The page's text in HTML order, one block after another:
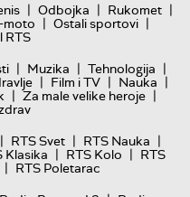
| Odbojka | Rukomet |
moto | Ostali sportovi |
RTS
| Muzika | Tehnologija |
| Film i TV | Nauka |
| Za male velike heroje |
| RTS Svet | RTS Nauka |
Klasika | RTS Kolo | RTS
| RTS Poletarac